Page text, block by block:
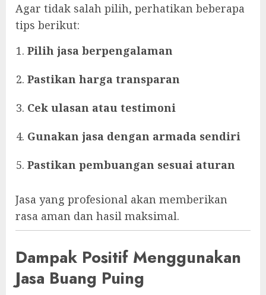
Agar tidak salah pilih, perhatikan beberapa
tips berikut:
Pilih jasa berpengalaman
Pastikan harga transparan
Cek ulasan atau testimoni
Gunakan jasa dengan armada sendiri
Pastikan pembuangan sesuai aturan
Jasa yang profesional akan memberikan
rasa aman dan hasil maksimal.
Dampak Positif Menggunakan
Jasa Buang Puing